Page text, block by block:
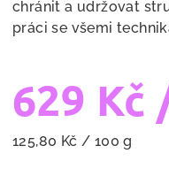
chránit a udržovat
práci se všemi
629 Kč
Měrná
125,80 Kč / 100 g